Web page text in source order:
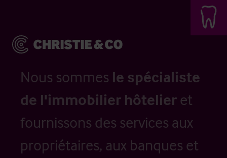
Nous sommes le spécialiste
de l'immobilier hôtelier et
fournissons des services aux
propriétaires, aux banques et